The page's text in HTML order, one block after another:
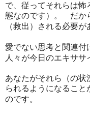
で、従ってそれらは
態なのです）。 だか
（救出）される必要が
愛でない思考と関連付
人々が今日のエキササ
あなたがそれら（の状
られるようになるこ
のです。